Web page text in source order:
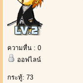
ความหื่น : 0
ออฟไลน์
กระทู้: 73